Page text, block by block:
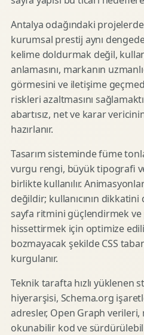
Antalya odağındaki
kurumsal prestij aynı
kelime doldurmak değil,
anlamasını, markanın
görmesini ve iletişime
riskleri azaltmasını
abartısız, net ve karar
hazırlanır.
Tasarım sisteminde füme
vurgu rengi, büyük tipografi
birlikte kullanılır.
değildir; kullanıcının
sayfa ritmini güçlendirmek ve
hissettirmek için optimize
bozmayacak şekilde CSS
kurgulanır.
Teknik tarafta hızlı yüklenen
hiyerarşisi, Schema.org
adresler, Open Graph
okunabilir kod ve